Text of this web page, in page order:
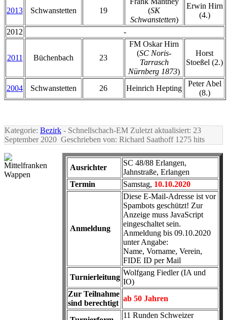
2013 Schwanstetten 19
(SK
Schwanstetten)
Erwin Hirn
(4.)
2012
-
2011 Büchenbach 23
FM Oskar Hirn
(SC Noris-
Tarrasch
Nürnberg 1873)
Horst
Stoeßel (2.)
2004 Schwanstetten 26 Heinrich Hepting
Peter Abel
(8.)
Kategorie: Bezirk - Schnellschach-EM Zuletzt aktualisiert: 23
September 2020 Geschrieben von: Richard Saathoff1275 hits
Ausrichter
SC 48/88 Erlangen,
Jahnstraße, Erlangen
Termin
Samstag, 10.10.2020
Anmeldung
Diese E-Mail-Adresse ist vor
Spambots geschützt! Zur
Anzeige muss JavaScript
eingeschaltet sein.
Anmeldung bis 09.10.2020
unter Angabe:
Name, Vorname, Verein,
FIDE ID per Mail
Turnierleitung
Wolfgang Fiedler (IA und
IO)
Zur Teilnahme
sind berechtigt
ab 50 Jahren
11 Runden Schweizer